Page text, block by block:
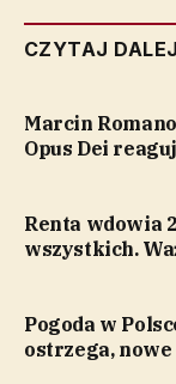
CZYTAJ DALEJ
Marcin
Opus Dei
Renta wdowia
wszystkich.
Pogoda w
ostrzega,